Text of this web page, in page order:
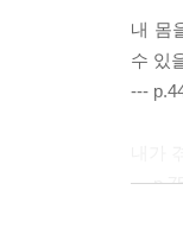
내 몸
수 있
---
---